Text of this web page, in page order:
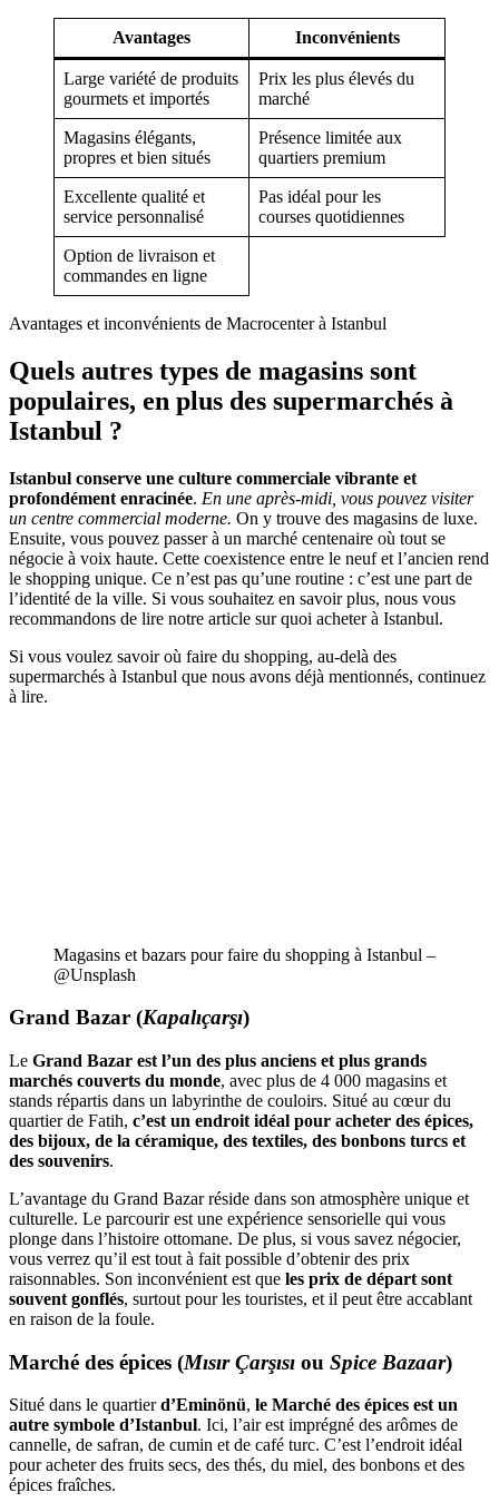
Avantages Inconvénients
Large variété de produits
gourmets et importés
Prix les plus élevés du
marché
Magasins élégants,
propres et bien situés
Présence limitée aux
quartiers premium
Excellente qualité et
service personnalisé
Pas idéal pour les
courses quotidiennes
Option de livraison et
commandes en ligne
Avantages et inconvénients de Macrocenter à Istanbul
Quels autres types de magasins sont
populaires, en plus des supermarchés à
Istanbul ?
Istanbul conserve une culture commerciale vibrante et
profondément enracinée. En une après-midi, vous pouvez visiter
un centre commercial moderne. On y trouve des magasins de luxe.
Ensuite, vous pouvez passer à un marché centenaire où tout se
négocie à voix haute. Cette coexistence entre le neuf et l’ancien rend
le shopping unique. Ce n’est pas qu’une routine : c’est une part de
l’identité de la ville. Si vous souhaitez en savoir plus, nous vous
recommandons de lire notre article sur quoi acheter à Istanbul.
Si vous voulez savoir où faire du shopping, au-delà des
supermarchés à Istanbul que nous avons déjà mentionnés, continuez
à lire.
Magasins et bazars pour faire du shopping à Istanbul –
@Unsplash
Grand Bazar (Kapalıçarşı)
Le Grand Bazar est l’un des plus anciens et plus grands
marchés couverts du monde, avec plus de 4 000 magasins et
stands répartis dans un labyrinthe de couloirs. Situé au cœur du
quartier de Fatih, c’est un endroit idéal pour acheter des épices,
des bijoux, de la céramique, des textiles, des bonbons turcs et
des souvenirs.
L’avantage du Grand Bazar réside dans son atmosphère unique et
culturelle. Le parcourir est une expérience sensorielle qui vous
plonge dans l’histoire ottomane. De plus, si vous savez négocier,
vous verrez qu’il est tout à fait possible d’obtenir des prix
raisonnables. Son inconvénient est que les prix de départ sont
souvent gonflés, surtout pour les touristes, et il peut être accablant
en raison de la foule.
Marché des épices (Mısır Çarşısı ou Spice Bazaar)
Situé dans le quartierd’Eminönü, le Marché des épices est un
autre symbole d’Istanbul. Ici, l’air est imprégné des arômes de
cannelle, de safran, de cumin et de café turc. C’est l’endroit idéal
pour acheter des fruits secs, des thés, du miel, des bonbons et des
épices fraîches.